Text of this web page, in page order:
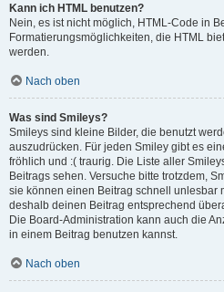
Kann ich HTML benutzen?
Nein, es ist nicht möglich, HTML-Code in
Formatierungsmöglichkeiten, die HTML
werden.
Nach oben
Was sind Smileys?
Smileys sind kleine Bilder, die benutzt
auszudrücken. Für jeden Smiley gibt es
fröhlich und :( traurig. Die Liste aller
Beitrags sehen. Versuche bitte trotzdem,
sie können einen Beitrag schnell unlesbar
deshalb deinen Beitrag entsprechend
Die Board-Administration kann auch die
in einem Beitrag benutzen kannst.
Nach oben